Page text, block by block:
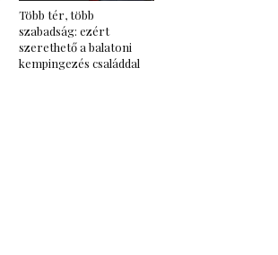
Több tér, több
szabadság: ezért
szerethető a balatoni
kempingezés családdal